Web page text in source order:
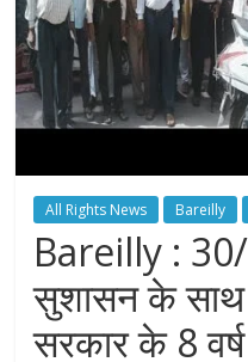
All Rights News Bareilly
Bareilly : 30/
सुशासन के साथ
सरकार के 8